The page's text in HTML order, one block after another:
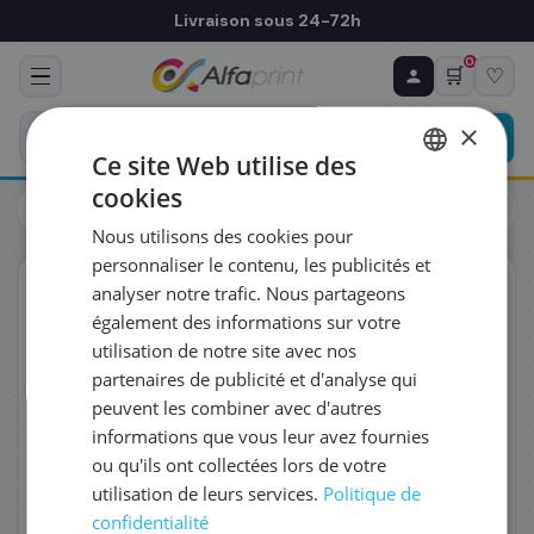
Livraison sous 24-72h
🛒
0
♡
Cartouches
Canon
ORIGINAL
♻ COMMANDE RÉCURRENTE
Prévoyez & économisez
Programmez votre prochain achat — notre équipe
vous prépare un devis personnalisé
RÉFÉRENCE DU PRODUIT
FRÉQUENCE
QUANTITÉ PAR LIVRAISON
DATE DE PREMIÈRE LIVRAISON SOUHAITÉE
×
Ce site Web utilise des
cookies
Nous utilisons des cookies pour
personnaliser le contenu, les publicités et
analyser notre trafic. Nous partageons
également des informations sur votre
utilisation de notre site avec nos
partenaires de publicité et d'analyse qui
peuvent les combiner avec d'autres
informations que vous leur avez fournies
ou qu'ils ont collectées lors de votre
utilisation de leurs services. Politique de
confidentialité